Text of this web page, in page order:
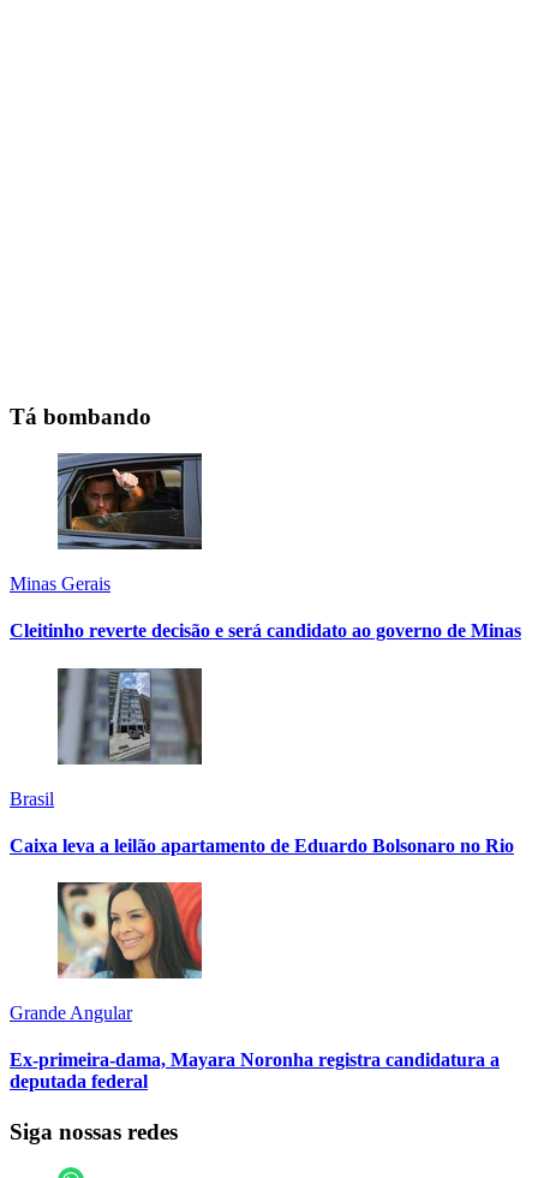
Tá bombando
Minas Gerais
Cleitinho reverte decisão e será candidato ao governo de Minas
Brasil
Caixa leva a leilão apartamento de Eduardo Bolsonaro no Rio
Grande Angular
Ex-primeira-dama, Mayara Noronha registra candidatura a
deputada federal
Siga nossas redes